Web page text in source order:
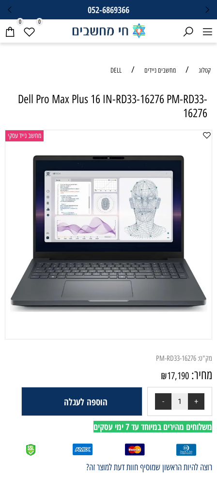
052-6869366
0 0
קטלוג / מחשבים ניידים /
DELL
Dell Pro Max Plus 16 IN-RD33-16276 PM-RD33-
16276
מחשב נייד עסקי
מק"ט: PM-RD33-16276
מחיר: ₪17,190
הוספה לעגלה
משלוחים מהירים במיוחד עד 7 ימי עסקים
רוצה להיות הראשון שמוסיף חוות דעת למוצר זה?